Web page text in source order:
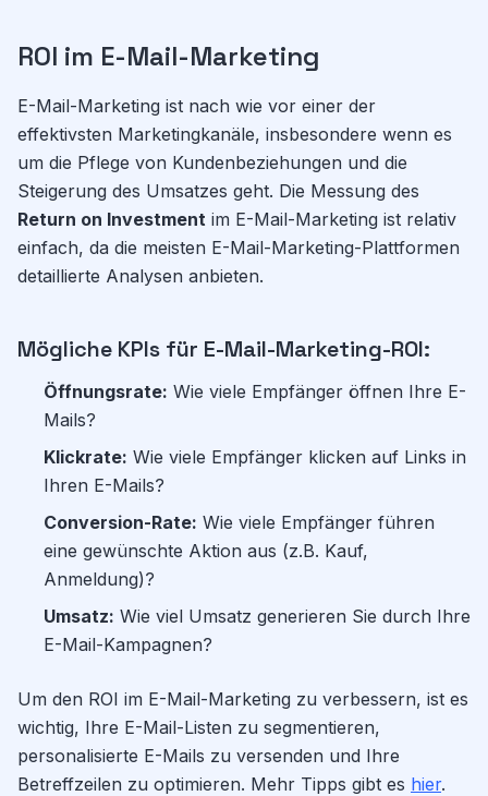
ROI im E-Mail-Marketing
E-Mail-Marketing ist nach wie vor einer der
effektivsten Marketingkanäle, insbesondere wenn es
um die Pflege von Kundenbeziehungen und die
Steigerung des Umsatzes geht. Die Messung des
Return on Investment im E-Mail-Marketing ist relativ
einfach, da die meisten E-Mail-Marketing-Plattformen
detaillierte Analysen anbieten.
Mögliche KPIs für E-Mail-Marketing-ROI:
Öffnungsrate: Wie viele Empfänger öffnen Ihre E-
Mails?
Klickrate: Wie viele Empfänger klicken auf Links in
Ihren E-Mails?
Conversion-Rate: Wie viele Empfänger führen
eine gewünschte Aktion aus (z.B. Kauf,
Anmeldung)?
Umsatz: Wie viel Umsatz generieren Sie durch Ihre
E-Mail-Kampagnen?
Um den ROI im E-Mail-Marketing zu verbessern, ist es
wichtig, Ihre E-Mail-Listen zu segmentieren,
personalisierte E-Mails zu versenden und Ihre
Betreffzeilen zu optimieren. Mehr Tipps gibt es hier.